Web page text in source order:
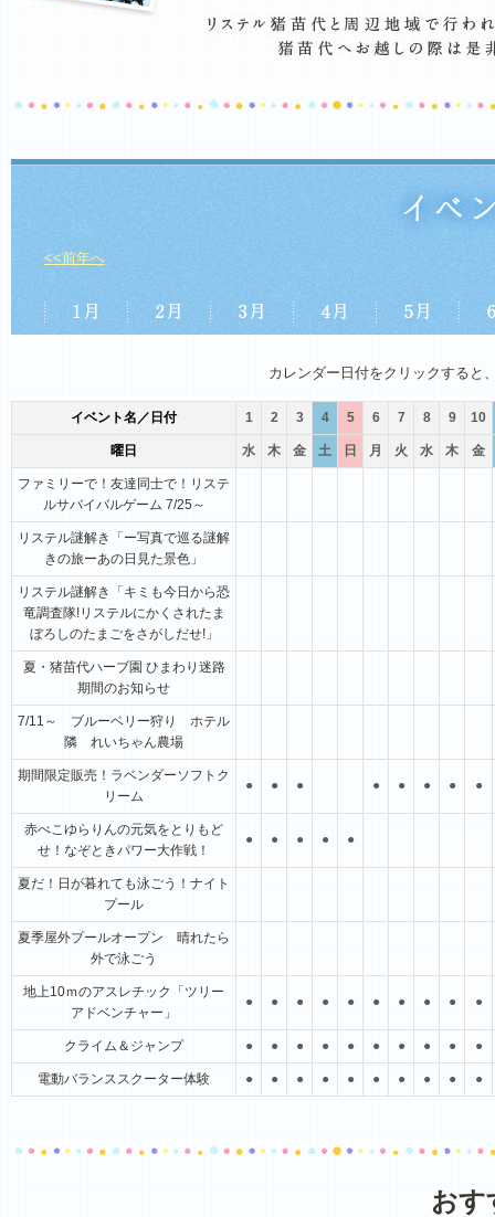
<<前年へ
カレンダー日付をクリックすると
イベント名／日付 1 2 3 4 5 6 7 8 9 10
曜日 水 木 金 土 日 月 火 水 木 金
ファミリーで！友達同士で！リステ
ルサバイバルゲーム 7/25～
リステル謎解き「ー写真で巡る謎解
きの旅ーあの日見た景色」
リステル謎解き「キミも今日から恐
竜調査隊!リステルにかくされたま
ぼろしのたまごをさがしだせ!」
夏・猪苗代ハーブ園 ひまわり迷路
期間のお知らせ
7/11～ ブルーベリー狩り ホテル
隣 れいちゃん農場
期間限定販売！ラベンダーソフトク
リーム
● ● ● ● ● ● ● ●
赤べこゆらりんの元気をとりもど
せ！なぞときパワー大作戦！
● ● ● ● ●
夏だ！日が暮れても泳ごう！ナイト
プール
夏季屋外プールオープン 晴れたら
外で泳ごう
地上10ｍのアスレチック「ツリー
アドベンチャー」
● ● ● ● ● ● ● ● ● ●
クライム＆ジャンプ ● ● ● ● ● ● ● ● ● ●
電動バランススクーター体験 ● ● ● ● ● ● ● ● ● ●
おす